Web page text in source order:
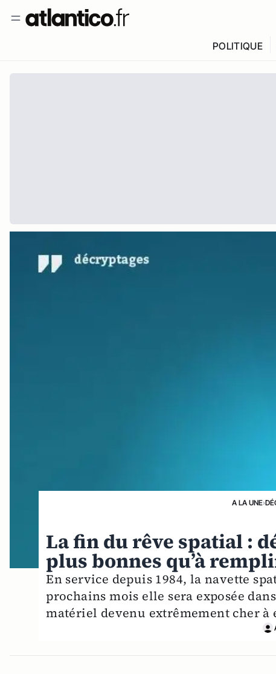
POLITIQUE
A LA UNE›
La fin du rêve spatial :
plus bonnes qu’à
En service depuis 1984, la navette
prochains mois elle sera exposée
matériel devenu extrêmement cher à